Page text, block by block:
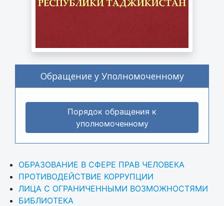
Обращение у Уполномоченному
Порядок обращения к
уполномоченному
ОБРАЗОВАНИЕ В СФЕРЕ ПРАВ ЧЕЛОВЕКА
ПРОТИВОДЕЙСТВИЕ КОРРУПЦИИ
ЛИЦА С ОГРАНИЧЕННЫМИ ВОЗМОЖНОСТЯМИ
БИБЛИОТЕКА